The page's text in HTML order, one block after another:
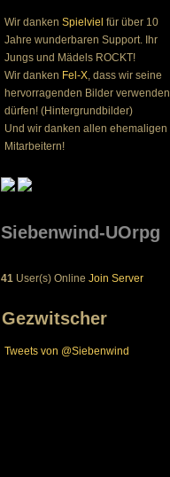
Wir danken Spielviel für über 10
Jahre wunderbaren Support. Ihr
Jungs und Mädels ROCKT!
Wir danken Fel-X, dass wir seine
hervorragenden Bilder verwenden
dürfen! (Hintergrundbilder)
Und wir danken allen ehemaligen
Mitarbeitern!
Siebenwind-UOrpg
41 User(s) Online Join Server
Gezwitscher
Tweets von @Siebenwind